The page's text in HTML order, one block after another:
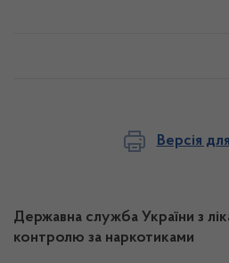
Версія
Державна служба України з
контролю за наркотиками